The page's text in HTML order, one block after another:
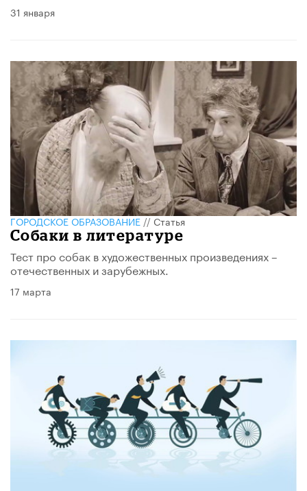
31 января
ГОРОДСКОЕ ОБРАЗОВАНИЕ//Статья
Собаки в литературе
Тест про собак в художественных произведениях –
отечественных и зарубежных.
17 марта